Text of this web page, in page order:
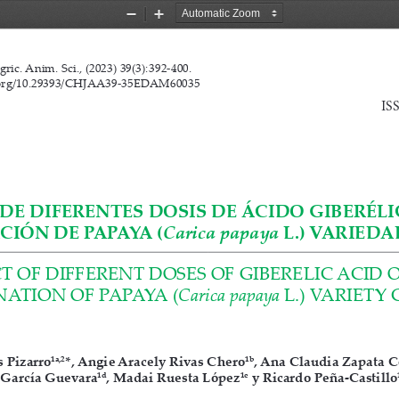
Zoom
Zoom
Anim. Sci., (2023) 39(3):392-400.
Anim. Sci., (2023) 39(3):392-400.
DIFERENTES DOSIS DE ÁCIDO
DE PAPAYA (Carica papaya L.)
OF DIFFERENT DOSES OF GIBERELIC ACID
OF PAPAYA (Carica papaya L.) VARIETY
Pizarro1a,2*, Angie Aracely Rivas Chero 1b, Ana Claudia Zapata
García Guevara1d, Madai Ruesta López1e y Ricardo Peña-Castillo
10.29393/CHJAA39-35EDAM60035